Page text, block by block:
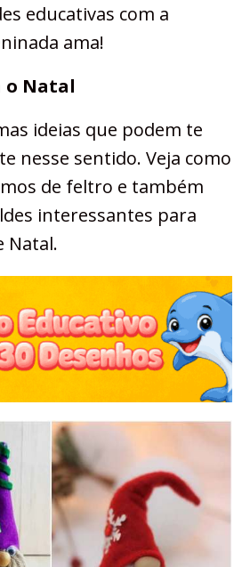
educativas com a
ama!
o Natal
ideias que podem te
nesse sentido. Veja como
de feltro e também
interessantes para
Natal.